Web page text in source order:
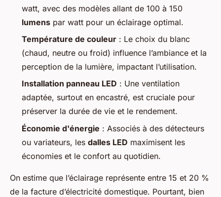
watt, avec des modèles allant de 100 à 150
lumens par watt pour un éclairage optimal.
Température de couleur : Le choix du blanc
(chaud, neutre ou froid) influence l’ambiance et la
perception de la lumière, impactant l’utilisation.
Installation panneau LED : Une ventilation
adaptée, surtout en encastré, est cruciale pour
préserver la durée de vie et le rendement.
Économie d'énergie : Associés à des détecteurs
ou variateurs, les dalles LED maximisent les
économies et le confort au quotidien.
On estime que l’éclairage représente entre 15 et 20 %
de la facture d’électricité domestique. Pourtant, bien